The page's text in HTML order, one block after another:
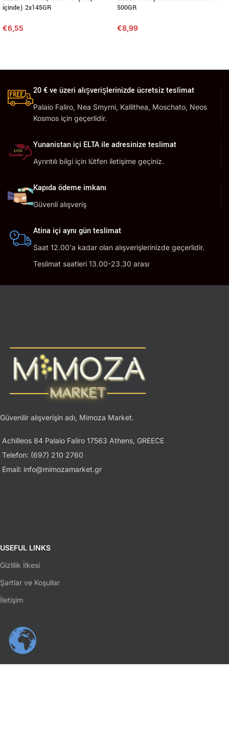
içinde) 2x145GR
€6,55
500GR
€8,99
20 € ve üzeri alışverişlerinizde ücretsiz teslimat
Palaio Faliro, Nea Smyrni, Kallithea, Moschato, Neos
Kosmos için geçerlidir.
Yunanistan içi ELTA ile adresinize teslimat
Ayrıntılı bilgi için lütfen iletişime geçiniz.
Kapıda ödeme imkanı
Güvenli alışveriş
Atina içi aynı gün teslimat
Saat 12.00'a kadar olan alışverişlerinizde geçerlidir.
Teslimat saatleri 13.00-23.30 arası
Güvenilir alışverişin adı, Mimoza Market.
Achilleos 84 Palaio Faliro 17563 Athens, GREECE
Telefon: (697) 210 2760
Email: info@mimozamarket.gr
USEFUL LINKS
Gizlilik İlkesi
Şartlar ve Koşullar
İletişim